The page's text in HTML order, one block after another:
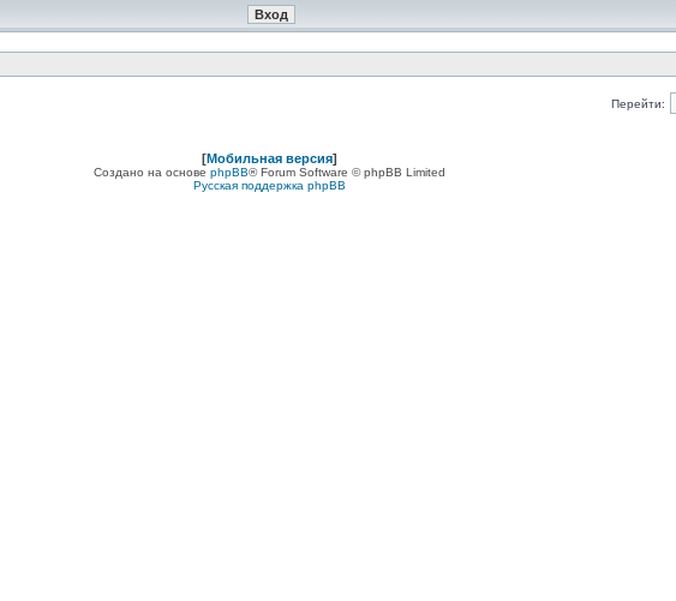
Перейти:
[Мобильная версия]
Создано на основе phpBB® Forum Software © phpBB Limited
Русская поддержка phpBB